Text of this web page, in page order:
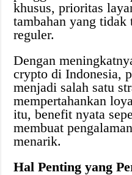
khusus, prioritas
tambahan yang tidak
reguler.
Dengan
crypto di Indonesia,
menjadi salah satu
mempertahankan
itu, benefit nyata
membuat
menarik.
Hal Penting yang